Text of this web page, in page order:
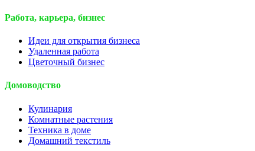
Работа, карьера, бизнес
Идеи для открытия бизнеса
Удаленная работа
Цветочный бизнес
Домоводство
Кулинария
Комнатные растения
Техника в доме
Домашний текстиль